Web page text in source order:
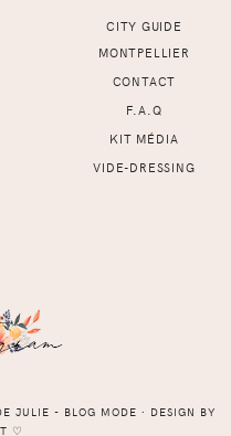
CITY GUIDE
MONTPELLIER
CONTACT
F.A.Q
KIT MÉDIA
VIDE-DRESSING
JULIE - BLOG MODE ⸱ DESIGN BY
♡